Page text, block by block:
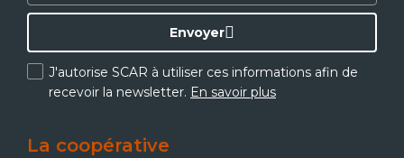
J'autorise SCAR à utiliser ces informations afin de
recevoir la newsletter. En savoir plus
Envoyer
La coopérative